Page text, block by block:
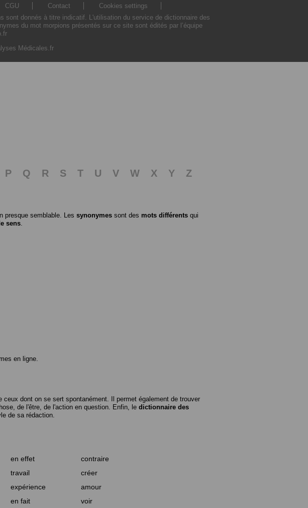
CGU Contact
Cookies settings
donnés à titre indicatif. L'utilisation du service de dictionnaire des
du mot morpions présentés sur ce site sont édités par l’équipe
Médicales.fr
P Q R S T U V W X Y
Z
presque semblable. Les synonymes sont des mots différents qui
sens
en ligne.
dont on se sert spontanément. Il permet également de trouver
de l'être, de l'action en question. Enfin, le dictionnaire des
de sa rédaction.
en effet
contraire
travail
créer
expérience
amour
en fait voir